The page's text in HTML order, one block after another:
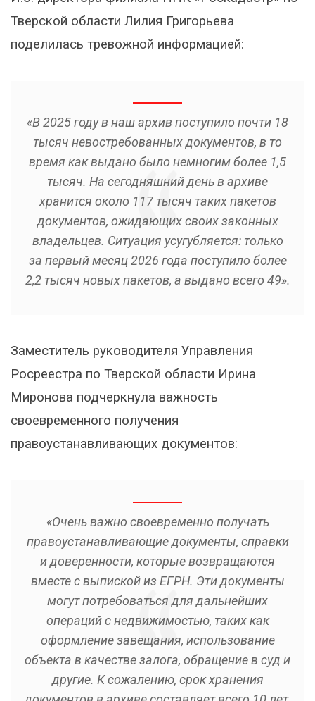
Тверской области Лилия Григорьева
поделилась тревожной информацией:
«В 2025 году в наш архив поступило почти 18
тысяч невостребованных документов, в то
время как выдано было немногим более 1,5
тысяч. На сегодняшний день в архиве
хранится около 117 тысяч таких пакетов
документов, ожидающих своих законных
владельцев. Ситуация усугубляется: только
за первый месяц 2026 года поступило более
2,2 тысяч новых пакетов, а выдано всего 49».
Заместитель руководителя Управления
Росреестра по Тверской области Ирина
Миронова подчеркнула важность
своевременного получения
правоустанавливающих документов:
«Очень важно своевременно получать
правоустанавливающие документы, справки
и доверенности, которые возвращаются
вместе с выпиской из ЕГРН. Эти документы
могут потребоваться для дальнейших
операций с недвижимостью, таких как
оформление завещания, использование
объекта в качестве залога, обращение в суд и
другие. К сожалению, срок хранения